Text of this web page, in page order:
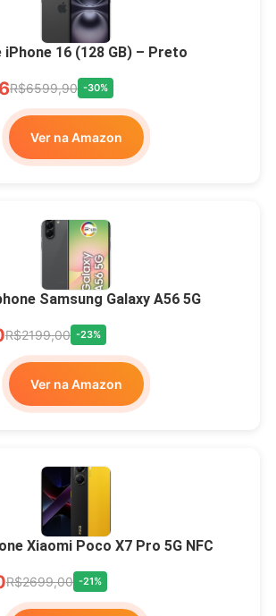
iPhone 16 (128 GB) – Preto
R$6599,90 -30%
Ver na Amazon
Samsung Galaxy A56 5G
R$2199,00 -23%
Ver na Amazon
Xiaomi Poco X7 Pro 5G NFC
R$2699,00 -21%